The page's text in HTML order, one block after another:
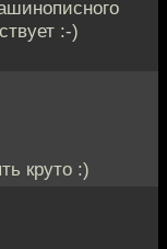
:-)
круто :)